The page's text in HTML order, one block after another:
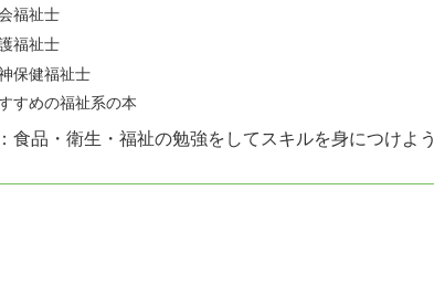
福祉士
福祉士
保健福祉士
すめの福祉系の本
食品・衛生・福祉の勉強をしてスキルを身につけよう